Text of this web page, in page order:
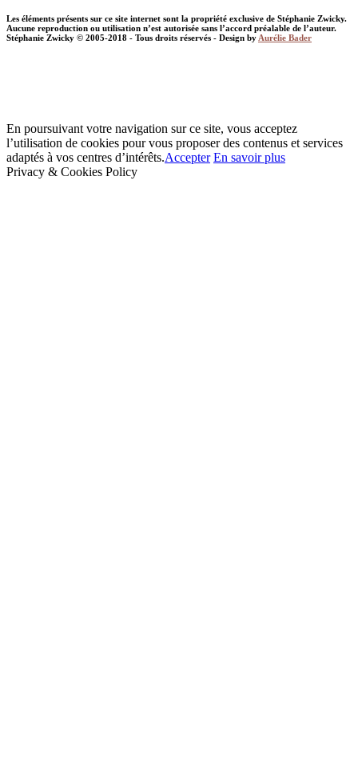
Les éléments présents sur ce site internet sont la propriété exclusive de Stéphanie Zwicky.
Aucune reproduction ou utilisation n’est autorisée sans l’accord préalable de l’auteur.
Stéphanie Zwicky © 2005-2018 - Tous droits réservés - Design by Aurélie Bader
En poursuivant votre navigation sur ce site, vous acceptez
l’utilisation de cookies pour vous proposer des contenus et services
adaptés à vos centres d’intérêts.Accepter En savoir plus
Privacy & Cookies Policy